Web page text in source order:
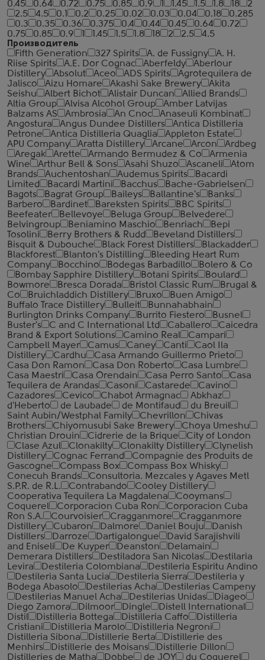
0.45 0.64 0.72 0.75 0.85 0.9 1.45 1.5 1.8 18
2
2.5
4.5 0.1 0.2 0.25 0.02 0.03 0.04 0.18
0.285
0.3
0.35 0.36 0.375 0.4 0.44 0.45 0.64
0.72
0.75
0.85 0.9 1.45 1.5 1.8 18 2 2.5
4.5
Производитель
Fifth Generation
327 Spirits A. de Fussigny
A. H.
Riise Spirits
A.E. Dor Cognac Aberfeldy
Aberlour
Distillery
Absolut Aceo ADS Spirits
Agrotequilera de
Jalisco
Aizu Homare Akashi Sake Brewery
Akita
Seishu
Albert Bichot Alistair Duncan
Allied Brands
Altia Group
Alvisa Alcohol Group
Amber Latvijas
Balzams AS
Ambrosia An Cnoc
Anaseuli Kombinat
Angostura
Angus Dundee Distillers
Antica Distilleria
Petrone
Antica Distilleria Quaglia
Appleton Estate
APU Company
Aratta Distillery Arcane Arcon
Ardbeg
Aregak
Arette Armando Bermudez & Co
Armenia
Wine
Arthur Bell & Sons Asahi Shuzo Ascaneli
Atom
Brands
Auchentoshan Audemus Spirits
Bacardi
Limited
Bacardi Martini Bacchus
Bache-Gabrielsen
Bagots
Bagrat Group Baileys Ballantine's
Banks
Barbero
Bardinet Bareksten Spirits
BBC Spirits
Beefeater
Bellevoye Beluga Group
Belvedere
Belvingroup
Beniamino Maschio Benriach
Bepi
Tosolini
Berry Brothers & Rudd
Beveland Distillers
Bisquit & Dubouche
Black Forest Distillers
Blackadder
Blackforest
Blanton's Distilling
Bleeding Heart Rum
Company
Bocchino Bodegas Barbadillo
Bolero & Co
Bombay Sapphire Distillery
Botani Spirits
Boulard
Bowmore
Bresca Dorada Bristol Classic Rum
Brugal &
Co
Bruichladdich Distillery Bruxo
Buen Amigo
Buffalo Trace Distillery
Bulleit
Bunnahabhain
Burlington Drinks Company
Burrito Fiestero
Busnel
Buster's
C and C International Ltd Caballero
Caicedra
Brand & Export Solutions
Camino Real
Campari
Campbell Mayer
Camus Caney Canti
Caol Ila
Distillery
Cardhu
Casa Armando Guillermo Prieto
Casa Don Ramon
Casa Don Roberto
Casa Lumbre
Casa Maestri
Casa Orendain Casa Perro Santo
Casa
Tequilera de Arandas
Casoni Castarede
Cavino
Cazadores
Cevico Chabot Armagnac
Abkhaz
d'Heberto
de Laubade de Montifaud
du Breuil
Saint Aubin/Westphal Family
Chevrillon
Chivas
Brothers
Chiyomusubi Sake Brewery
Choya Umeshu
Christian Drouin
Cidrerie de la Brique
City of London
Clase Azul
Clonakilty Clonakilty Distillery
Clynelish
Distillery
Cognac Ferrand
Compagnie des Produits de
Gascogne
Compass Box
Compass Box Whisky
Conecuh Brands
Consultoria. Mezcales y Agaves Metl
S.P.R. de R.L.
Contrabando
Cooley Distillery
Cooperativa Tequilera La Magdalena
Cooymans
Coquerel
Corporacion Cuba Ron
Corporacion Cuba
Ron S.A.
Courvoisier Cragganmore
Cragganmore
Distillery
Cubaron Dalmore Daniel Bouju
Danish
Distillers
Darroze Dartigalongue
David Sarajishvili
and Eniseli
De Kuyper Deanston
Delamain
Demerara Distillers
Destiladora San Nicolas
Destilaria
Levira
Destileria Colombiana
Destileria Espiritu Andino
Destileria Santa Lucia
Destileria Sierra
Destileria y
Bodega Abasolo
Destilerias Acha
Destilerias Campeny
Destilerias Manuel Acha
Destilerias Unidas
Diageo
Diego Zamora
Dilmoor Dingle
Distell International
Distil
Distilleria Bottega Distilleria Caffo
Distilleria
Cristiani
Distilleria Marolo
Distilleria Negroni
Distilleria Sibona
Distillerie Berta
Distillerie des
Menhirs
Distillerie des Moisans
Distillerie Dillon
Distilleries de Matha
Dobbe de JOY
du Coquerel